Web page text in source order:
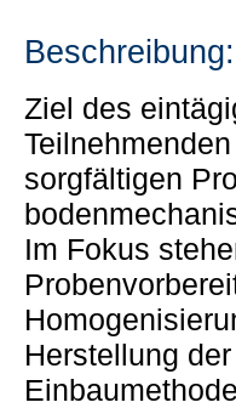
Beschreibung:
Ziel des
sorgfältigen
Im Fokus
Herstellung